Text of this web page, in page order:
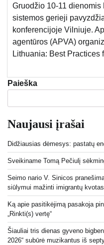
Gruodžio 10-11
sistemos gerieji
konferencijoje Vilniuje.
agentūros (APVA)
Lithuania: Best Practices
Paieška
Naujausi įrašai
Didžiausias dėmesys: pastatų
Sveikiname Tomą Pečiulį
Seimo nario V. Sinicos
siūlymui mažinti imigrantų kvotas
Ką apie pasitikėjimą pasakoja
„Rinkti(s) vertę“
Šiauliai tris dienas gyveno
2026“ subūrė muzikantus iš